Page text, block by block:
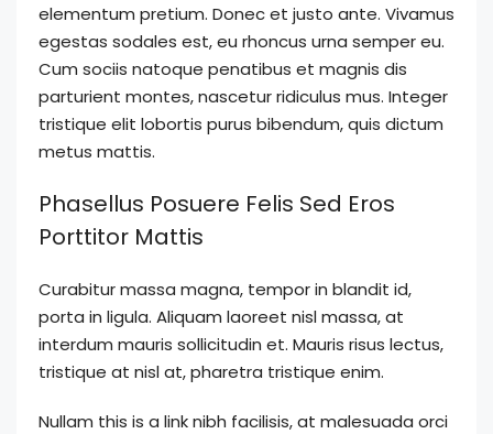
elementum pretium. Donec et justo ante. Vivamus
egestas sodales est, eu rhoncus urna semper eu.
Cum sociis natoque penatibus et magnis dis
parturient montes, nascetur ridiculus mus. Integer
tristique elit lobortis purus bibendum, quis dictum
metus mattis.
Phasellus Posuere Felis Sed Eros
Porttitor Mattis
Curabitur massa magna, tempor in blandit id,
porta in ligula. Aliquam laoreet nisl massa, at
interdum mauris sollicitudin et. Mauris risus lectus,
tristique at nisl at, pharetra tristique enim.
Nullam this is a link nibh facilisis, at malesuada orci